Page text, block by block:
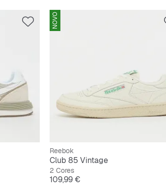
NOVO
Reebok
Club 85 Vintage
2 Cores
Preço
109,99 €